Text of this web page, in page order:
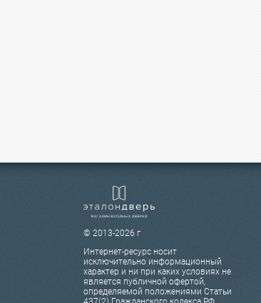
© 2013-2026 г
Интернет-ресурс носит
исключительно информационный
характер и ни при каких условиях не
является публичной офертой,
определяемой положениями Статьи